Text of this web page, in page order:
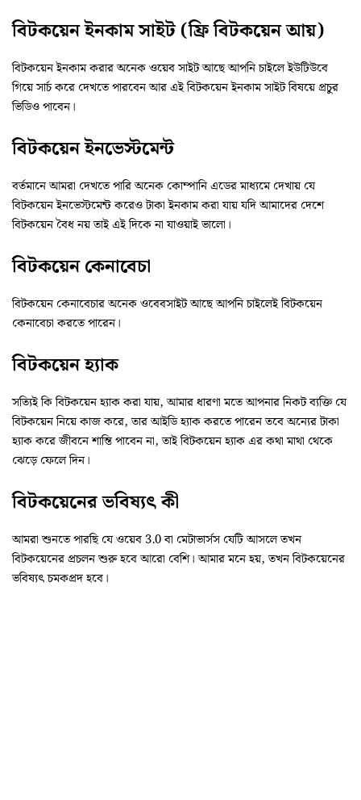
বিটকয়েন ইনকাম সাইট (ফ্রি বিটকয়েন আয়)
বিটকয়েন ইনকাম করার অনেক ওয়েব সাইট আছে আপনি চাইলে ইউটিউবে
গিয়ে সার্চ করে দেখতে পারবেন আর এই বিটকয়েন ইনকাম সাইট বিষয়ে প্রচুর
ভিডিও পাবেন।
বিটকয়েন ইনভেস্টমেন্ট
বর্তমানে আমরা দেখতে পারি অনেক কোম্পানি এডের মাধ্যমে দেখায় যে
বিটকয়েন ইনভেস্টমেন্ট করেও টাকা ইনকাম করা যায় যদি আমাদের দেশে
বিটকয়েন বৈধ নয় তাই এই দিকে না যাওয়াই ভালো।
বিটকয়েন কেনাবেচা
বিটকয়েন কেনাবেচার অনেক ওবেবসাইট আছে আপনি চাইলেই বিটকয়েন
কেনাবেচা করতে পারেন।
বিটকয়েন হ্যাক
সত্যিই কি বিটকয়েন হ্যাক করা যায়, আমার ধারণা মতে আপনার নিকট ব্যক্তি যে
বিটকয়েন নিয়ে কাজ করে, তার আইডি হ্যাক করতে পারেন তবে অন্যের টাকা
হ্যাক করে জীবনে শান্তি পাবেন না, তাই বিটকয়েন হ্যাক এর কথা মাথা থেকে
ঝেড়ে ফেলে দিন।
বিটকয়েনের ভবিষ্যৎ কী
আমরা শুনতে পারছি যে ওয়েব 3.0 বা মেটাভার্সস যেটি আসলে তখন
বিটকয়েনের প্রচলন শুরু হবে আরো বেশি। আমার মনে হয়, তখন বিটকয়েনের
ভবিষ্যৎ চমকপ্রদ হবে।